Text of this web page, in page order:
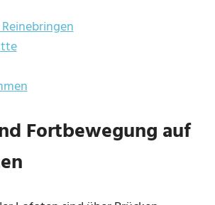
Fortbewegung auf